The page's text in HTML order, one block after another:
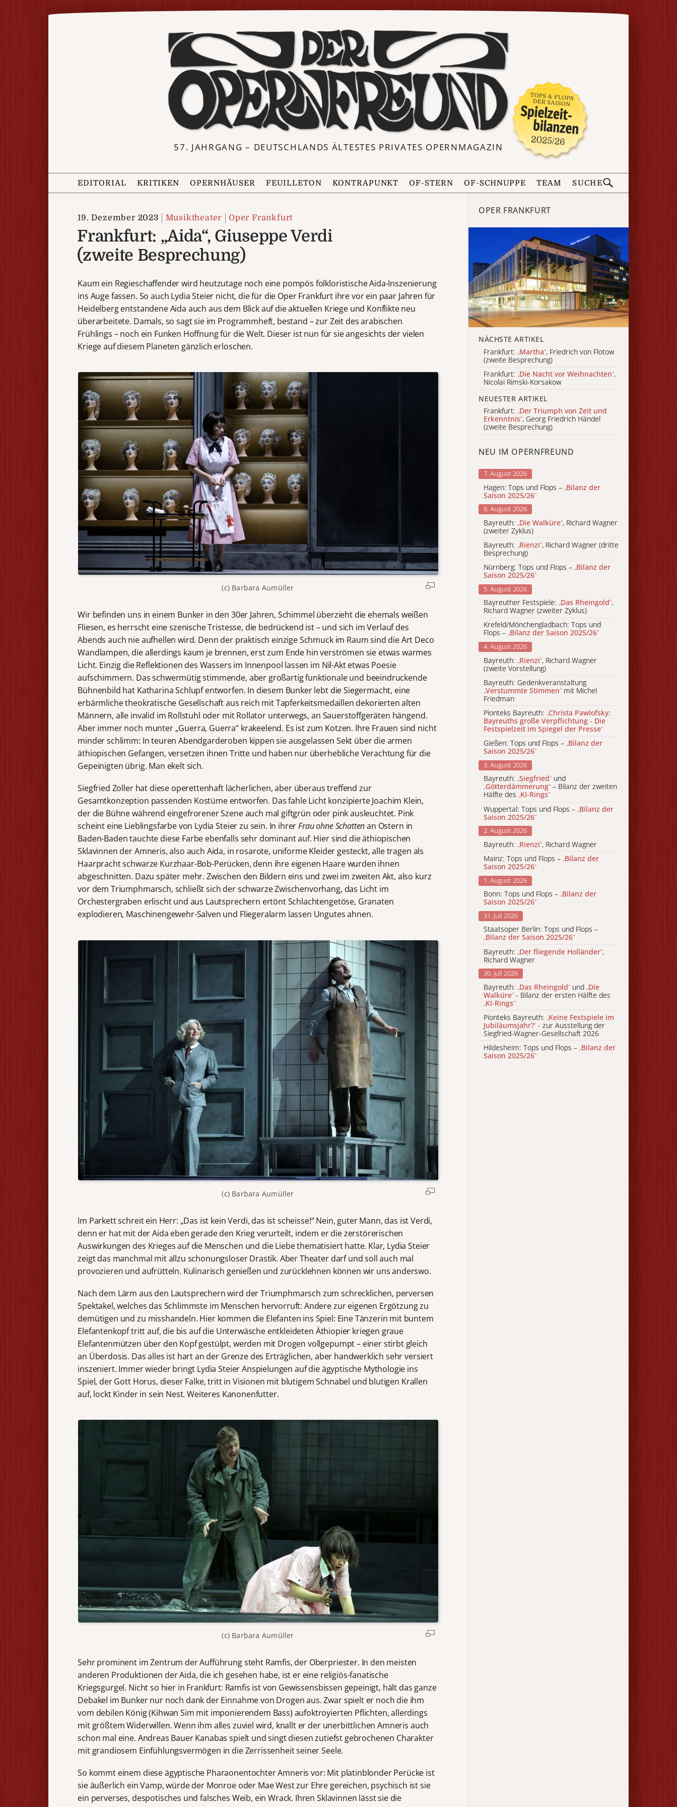
57. JAHRGANG – DEUTSCHLANDS ÄLTESTES PRIVATES OPERNMAGAZIN
EDITORIAL KRITIKEN OPERNHÄUSER FEUILLETON KONTRAPUNKT OF-STERN OF-SCHNUPPE TEAM SUCHE
19. Dezember 2023 Musiktheater Oper Frankfurt
Frankfurt: „Aida“, Giuseppe Verdi
(zweite Besprechung)
Kaum ein Regieschaffender wird heutzutage noch eine pompös folkloristische Aida-Inszenierung
ins Auge fassen. So auch Lydia Steier nicht, die für die Oper Frankfurt ihre vor ein paar Jahren für
Heidelberg entstandene Aida auch aus dem Blick auf die aktuellen Kriege und Konflikte neu
überarbeitete. Damals, so sagt sie im Programmheft, bestand – zur Zeit des arabischen
Frühlings – noch ein Funken Hoffnung für die Welt. Dieser ist nun für sie angesichts der vielen
Kriege auf diesem Planeten gänzlich erloschen.
(c) Barbara Aumüller
Wir befinden uns in einem Bunker in den 30er Jahren, Schimmel überzieht die ehemals weißen
Fliesen, es herrscht eine szenische Tristesse, die bedrückend ist – und sich im Verlauf des
Abends auch nie aufhellen wird. Denn der praktisch einzige Schmuck im Raum sind die Art Deco
Wandlampen, die allerdings kaum je brennen, erst zum Ende hin verströmen sie etwas warmes
Licht. Einzig die Reflektionen des Wassers im Innenpool lassen im Nil-Akt etwas Poesie
aufschimmern. Das schwermütig stimmende, aber großartig funktionale und beeindruckende
Bühnenbild hat Katharina Schlupf entworfen. In diesem Bunker lebt die Siegermacht, eine
erbärmliche theokratische Gesellschaft aus reich mit Tapferkeitsmedaillen dekorierten alten
Männern, alle invalid im Rollstuhl oder mit Rollator unterwegs, an Sauerstoffgeräten hängend.
Aber immer noch munter „Guerra, Guerra“ krakeelend. Es ist zum Kotzen. Ihre Frauen sind nicht
minder schlimm: In teuren Abendgarderoben kippen sie ausgelassen Sekt über die armen
äthiopischen Gefangen, versetzen ihnen Tritte und haben nur überhebliche Verachtung für die
Gepeinigten übrig. Man ekelt sich.
Siegfried Zoller hat diese operettenhaft lächerlichen, aber überaus treffend zur
Gesamtkonzeption passenden Kostüme entworfen. Das fahle Licht konzipierte Joachim Klein,
der die Bühne während eingefrorener Szene auch mal giftgrün oder pink ausleuchtet. Pink
scheint eine Lieblingsfarbe von Lydia Steier zu sein. In ihrerFrau ohne Schattenan Ostern in
Baden-Baden tauchte diese Farbe ebenfalls sehr dominant auf. Hier sind die äthiopischen
Sklavinnen der Amneris, also auch Aida, in rosarote, uniforme Kleider gesteckt, alle tragen als
Haarpracht schwarze Kurzhaar-Bob-Perücken, denn ihre eigenen Haare wurden ihnen
abgeschnitten. Dazu später mehr. Zwischen den Bildern eins und zwei im zweiten Akt, also kurz
vor dem Triumphmarsch, schließt sich der schwarze Zwischenvorhang, das Licht im
Orchestergraben erlischt und aus Lautsprechern ertönt Schlachtengetöse, Granaten
explodieren, Maschinengewehr-Salven und Fliegeralarm lassen Ungutes ahnen.
(c) Barbara Aumüller
Im Parkett schreit ein Herr: „Das ist kein Verdi, das ist scheisse!“ Nein, guter Mann, das ist Verdi,
denn er hat mit der Aida eben gerade den Krieg verurteilt, indem er die zerstörerischen
Auswirkungen des Krieges auf die Menschen und die Liebe thematisiert hatte. Klar, Lydia Steier
zeigt das manchmal mit allzu schonungsloser Drastik. Aber Theater darf und soll auch mal
provozieren und aufrütteln. Kulinarisch genießen und zurücklehnen können wir uns anderswo.
Nach dem Lärm aus den Lautsprechern wird der Triumphmarsch zum schrecklichen, perversen
Spektakel, welches das Schlimmste im Menschen hervorruft: Andere zur eigenen Ergötzung zu
demütigen und zu misshandeln. Hier kommen die Elefanten ins Spiel: Eine Tänzerin mit buntem
Elefantenkopf tritt auf, die bis auf die Unterwäsche entkleideten Äthiopier kriegen graue
Elefantenmützen über den Kopf gestülpt, werden mit Drogen vollgepumpt – einer stirbt gleich
an Überdosis. Das alles ist hart an der Grenze des Erträglichen, aber handwerklich sehr versiert
inszeniert. Immer wieder bringt Lydia Steier Anspielungen auf die ägyptische Mythologie ins
Spiel, der Gott Horus, dieser Falke, tritt in Visionen mit blutigem Schnabel und blutigen Krallen
auf, lockt Kinder in sein Nest. Weiteres Kanonenfutter.
(c) Barbara Aumüller
Sehr prominent im Zentrum der Aufführung steht Ramfis, der Oberpriester. In den meisten
anderen Produktionen der Aida, die ich gesehen habe, ist er eine religiös-fanatische
Kriegsgurgel. Nicht so hier in Frankfurt: Ramfis ist von Gewissensbissen gepeinigt, hält das ganze
Debakel im Bunker nur noch dank der Einnahme von Drogen aus. Zwar spielt er noch die ihm
vom debilen König (Kihwan Sim mit imponierendem Bass) aufoktroyierten Pflichten, allerdings
mit größtem Widerwillen. Wenn ihm alles zuviel wird, knallt er der unerbittlichen Amneris auch
schon mal eine. Andreas Bauer Kanabas spielt und singt diesen zutiefst gebrochenen Charakter
mit grandiosem Einfühlungsvermögen in die Zerrissenheit seiner Seele.
So kommt einem diese ägyptische Pharaonentochter Amneris vor: Mit platinblonder Perücke ist
sie äußerlich ein Vamp, würde der Monroe oder Mae West zur Ehre gereichen, psychisch ist sie
ein perverses, despotisches und falsches Weib, ein Wrack. Ihren Sklavinnen lässt sie die
OPER FRANKFURT
NÄCHSTE ARTIKEL
Frankfurt: „Martha“, Friedrich von Flotow
(zweite Besprechung)
Frankfurt: „Die Nacht vor Weihnachten“,
Nicolai Rimski-Korsakow
NEUESTER ARTIKEL
Frankfurt: „Der Triumph von Zeit und
Erkenntnis“, Georg Friedrich Händel
(zweite Besprechung)
NEU IM OPERNFREUND
7. August 2026
Hagen: Tops und Flops – „Bilanz der
Saison 2025/26“
6. August 2026
Bayreuth: „Die Walküre“, Richard Wagner
(zweiter Zyklus)
Bayreuth: „Rienzi“, Richard Wagner (dritte
Besprechung)
Nürnberg: Tops und Flops – „Bilanz der
Saison 2025/26“
5. August 2026
Bayreuther Festspiele: „Das Rheingold“,
Richard Wagner (zweiter Zyklus)
Krefeld/Mönchengladbach: Tops und
Flops – „Bilanz der Saison 2025/26“
4. August 2026
Bayreuth: „Rienzi“, Richard Wagner
(zweite Vorstellung)
Bayreuth: Gedenkveranstaltung
„Verstummte Stimmen“ mit Michel
Friedman
Pionteks Bayreuth: „Christa Pawlofsky:
Bayreuths große Verpflichtung - Die
Festspielzeit im Spiegel der Presse“
Gießen: Tops und Flops – „Bilanz der
Saison 2025/26“
3. August 2026
Bayreuth: „Siegfried“ und
„Götterdämmerung“ – Bilanz der zweiten
Hälfte des „KI-Rings“
Wuppertal: Tops und Flops – „Bilanz der
Saison 2025/26“
2. August 2026
Bayreuth: „Rienzi“, Richard Wagner
Mainz: Tops und Flops – „Bilanz der
Saison 2025/26“
1. August 2026
Bonn: Tops und Flops – „Bilanz der
Saison 2025/26“
31. Juli 2026
Staatsoper Berlin: Tops und Flops –
„Bilanz der Saison 2025/26“
Bayreuth: „Der fliegende Holländer“,
Richard Wagner
30. Juli 2026
Bayreuth: „Das Rheingold“ und „Die
Walküre“ - Bilanz der ersten Hälfte des
„KI-Rings“
Pionteks Bayreuth: „Keine Festspiele im
Jubiläumsjahr?“ - zur Ausstellung der
Siegfried-Wagner-Gesellschaft 2026
Hildesheim: Tops und Flops – „Bilanz der
Saison 2025/26“